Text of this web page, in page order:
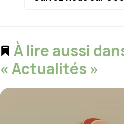
À lire aussi
« Actualités »